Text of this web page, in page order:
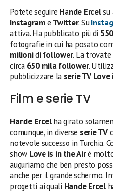
Potete seguire Hande Ercelsu
Instagram e Twitter. Su
attiva. Ha pubblicato più di
fotografie in cui ha posato
milionidi follower. La trovate
circa 650 mila follower.
pubblicizzare la serie TV Love
Film e serie TV
Hande Ercelha girato
comunque, in diverse serie TV
notevole successo in Turchia.
show Love is in the Airè molto
auguriamo che ben presto
anche per il grande schermo.
progetti ai quali Hande Ercel